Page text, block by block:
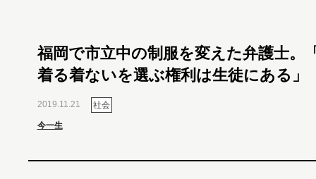
福岡で市立中の制服を変えた弁護士。
着る着ないを選ぶ権利は生徒にある」
2019.11.21 社会
今一生